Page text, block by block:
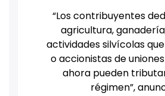
“Los contribuyentes
agricultura,
actividades silvícolas
o accionistas de
ahora pueden
régimen”,